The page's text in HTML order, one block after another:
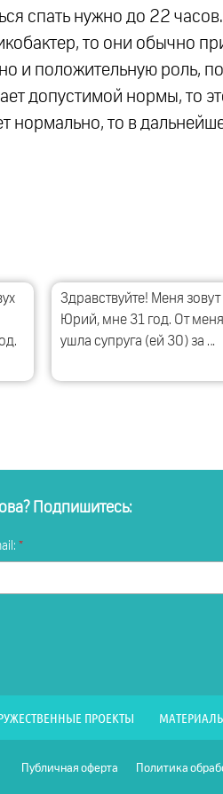
спать нужно до 22
то они обычно
и положительную роль,
допустимой нормы, то
нормально, то в
Здравствуйте! Меня зовут
Юрий, мне 31 год. От меня
ушла супруга (ей 30) за …
Подпишитесь:
ПРОЕКТЫ
Публичная оферта Политика